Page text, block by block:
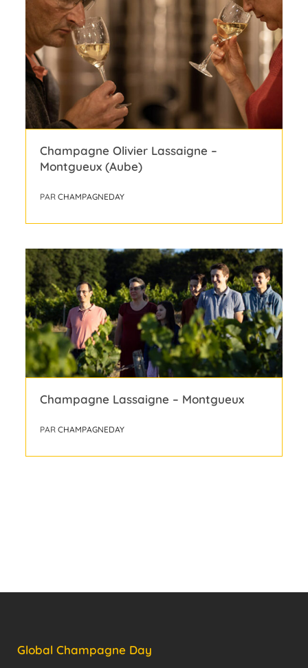
Champagne Olivier Lassaigne –
Montgueux (Aube)
PAR CHAMPAGNEDAY
Champagne Lassaigne – Montgueux
PAR CHAMPAGNEDAY
Global Champagne Day